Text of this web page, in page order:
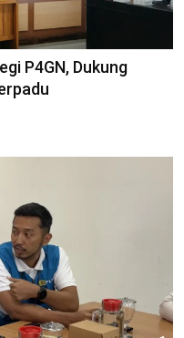
P4GN, Dukung